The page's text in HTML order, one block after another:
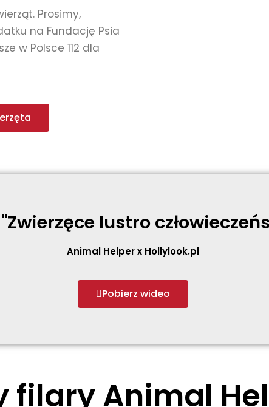
Prosimy,
na Fundację Psia
w Polsce 112 dla
lustro
Animal Helper x Hollylook.pl
Pobierz wideo
filary Animal